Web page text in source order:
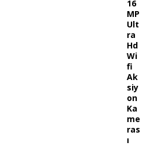
16
MP
Ult
ra
Hd
Wi
fi
Ak
siy
on
Ka
me
ras
ı